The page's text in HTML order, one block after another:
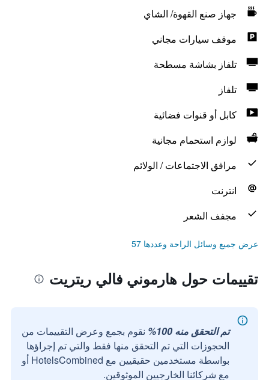
جهاز صنع القهوة/ الشاي
موقف سيارات مجاني
تلفاز بشاشة مسطحة
تلفاز
كابل أو قنوات فضائية
لوازم استحمام مجانية
مرافق الاجتماعات / الولائم
انترنت
مجفف الشعر
عرض جميع وسائل الراحة وعددها 57
تقييمات حول هارموني فالي ريتريت
تم التحقق منه 100%
نقوم بجمع وعرض التقييمات من
الحجوزات التي تم التحقق منها فقط والتي تم إجراؤها
بواسطة مستخدمين حقيقيين مع HotelsCombined أو
مع شركائنا الخارجيين الموثوقين.